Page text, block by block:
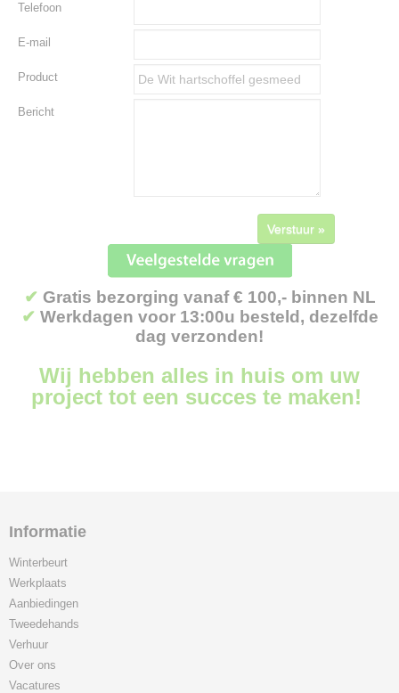
Telefoon
E-mail
Product
Bericht
Verstuur »
✔ Gratis bezorging vanaf € 100,- binnen NL
✔ Werkdagen voor 13:00u besteld, dezelfde
dag verzonden!
Wij hebben alles in huis om uw
project tot een succes te maken!
Informatie
Winterbeurt
Werkplaats
Aanbiedingen
Tweedehands
Verhuur
Over ons
Vacatures